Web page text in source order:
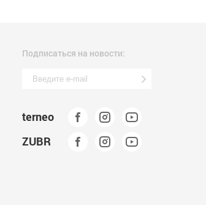
Подписаться на новости:
terneo
ZUBR